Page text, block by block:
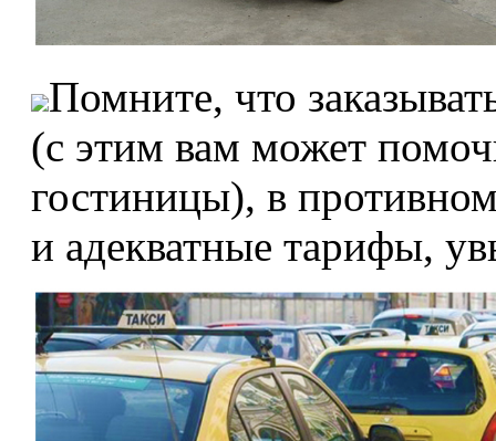
Помните, что
(с этим вам может
гостиницы), в
и адекватные тарифы,